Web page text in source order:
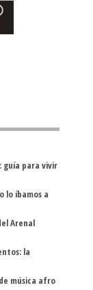
guía para vivir
lo íbamos a
Arenal
la
música afro